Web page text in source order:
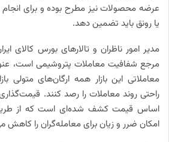
عرضه محصولات نیز مطرح بوده و برای
یا رونق باید تضمین دهد.
مدیر امور ناظران و تالارهای بورس کالای
مرجع شفافیت معاملات پتروشیمی است،‌
معاملاتی این بازار همه ارگان‌های متولی
راحتی روند معاملات را رصد کنند.
اساس قیمت کشف شده‌ای است که از
امکان ضرر و زیان برای معامله‌گران را کاهش